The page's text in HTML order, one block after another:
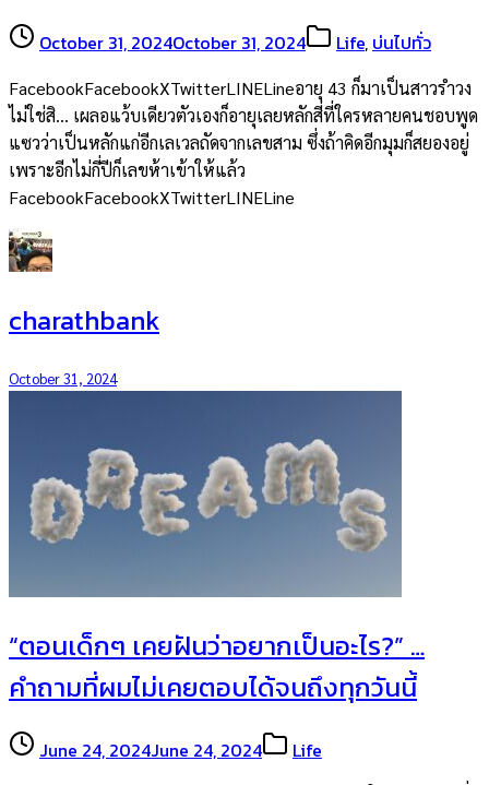
October 31, 2024October 31, 2024 Life, บ่นไปทั่ว
FacebookFacebookXTwitterLINELineอายุ 43 ก็มาเป็นสาวรำวง
ไม่ใช่สิ… เผลอแว้บเดียวตัวเองก็อายุเลยหลักสี่ที่ใครหลายคนชอบพูด
แซวว่าเป็นหลักแก่อีกเลเวลถัดจากเลขสาม ซึ่งถ้าคิดอีกมุมก็สยองอยู่
เพราะอีกไม่กี่ปีก็เลขห้าเข้าให้แล้ว
FacebookFacebookXTwitterLINELine
charathbank
October 31, 2024
“ตอนเด็กๆ เคยฝันว่าอยากเป็นอะไร?” …
คำถามที่ผมไม่เคยตอบได้จนถึงทุกวันนี้
June 24, 2024June 24, 2024 Life